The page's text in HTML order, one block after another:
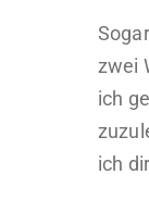
zwei
ich
ich